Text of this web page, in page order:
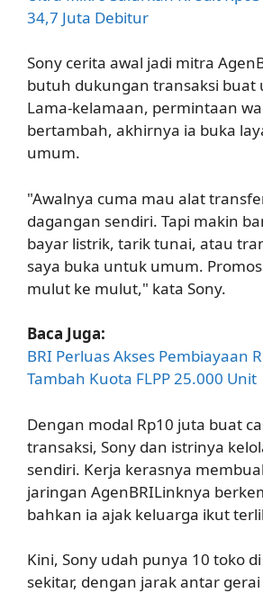
34,7 Juta Debitur
Sony cerita awal jadi mitra
butuh dukungan transaksi buat
Lama-kelamaan, permintaan
bertambah, akhirnya ia buka
umum.
"Awalnya cuma mau alat
dagangan sendiri. Tapi makin
bayar listrik, tarik tunai, atau
saya buka untuk umum.
mulut ke mulut," kata Sony.
Baca Juga:
BRI Perluas Akses Pembiayaan
Tambah Kuota FLPP 25.000 Unit
Dengan modal Rp10 juta buat
transaksi, Sony dan istrinya
sendiri. Kerja kerasnya
jaringan AgenBRILinknya
bahkan ia ajak keluarga ikut
Kini, Sony udah punya 10 toko
sekitar, dengan jarak antar